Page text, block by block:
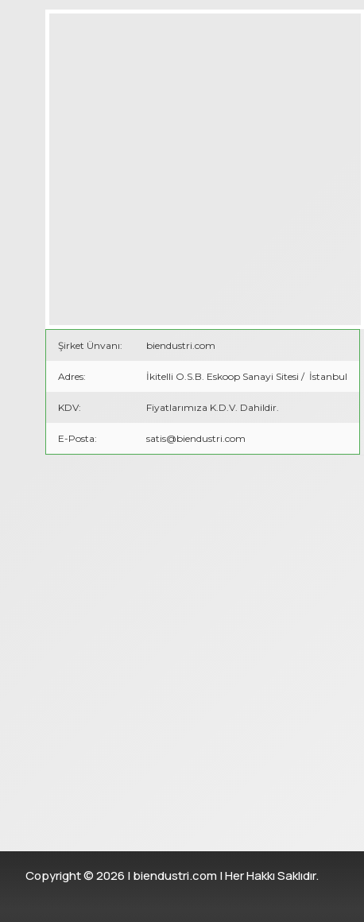
1/4"-8 mm-1/4"-8 mm
3/8"-10 mm-3/8"-10 mm
Şirket Ünvanı: biendustri.com
Adres: İkitelli O.S.B. Eskoop Sanayi Sitesi / İstanbul
KDV: Fiyatlarımıza K.D.V. Dahildir.
E-Posta: satis@biendustri.com
Copyright © 2026 | biendustri.com | Her Hakkı Saklıdır.